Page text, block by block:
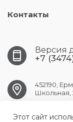
Контакты
Версия
+7
452190,
Школьная,
Этот сайт